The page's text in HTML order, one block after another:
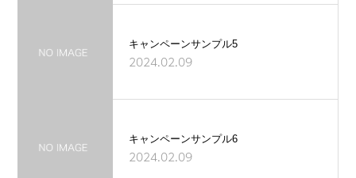
キャンペーンサンプル5
2024.02.09
キャンペーンサンプル6
2024.02.09